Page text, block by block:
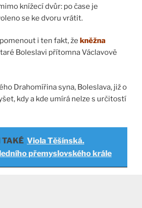
knížecí dvůr: po čase je
se ke dvoru vrátit.
i ten fakt, že kněžna
Boleslavi přítomna Václavově
Drahomířina syna, Boleslava, již o
kdy a kde umírá nelze s určitostí
TAKÉ Viola Těšínská.
přemyslovského krále